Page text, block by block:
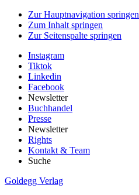
Zur Hauptnavigation springen
Zum Inhalt springen
Zur Seitenspalte springen
Instagram
Tiktok
Linkedin
Facebook
Newsletter
Buchhandel
Presse
Newsletter
Rights
Kontakt & Team
Suche
Goldegg Verlag